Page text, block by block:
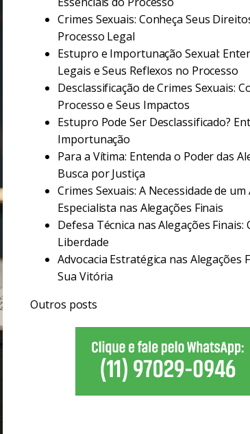
Crimes Sexuais: Conheça Seus
Processo Legal
Estupro e Importunação Sexual:
Legais e Seus Reflexos no Processo
Desclassificação de Crimes Sexuais:
Processo e Seus Impactos
Estupro Pode Ser Desclassificado?
Importunação
Para a Vítima: Entenda o Poder das
Busca por Justiça
Crimes Sexuais: A Necessidade de
Especialista nas Alegações Finais
Defesa Técnica nas Alegações Finais:
Liberdade
Advocacia Estratégica nas Alegações
Sua Vitória
Outros posts